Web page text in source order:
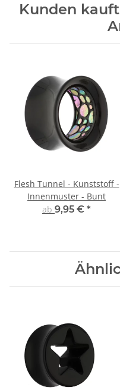
Kunden
Flesh Tunnel - Kunststoff -
Innenmuster - Bunt
ab 9,95 € *